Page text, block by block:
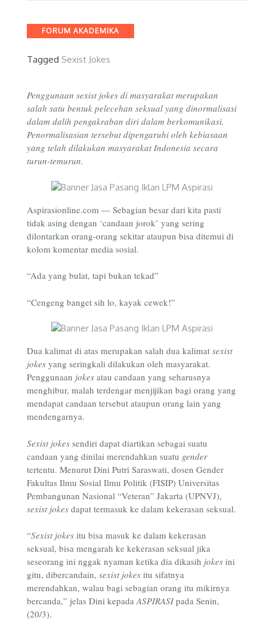
Categories
FORUM AKADEMIKA
Tagged Sexist Jokes
Penggunaan sexist jokes di masyarakat merupakan
salah satu bentuk pelecehan seksual yang dinormalisasi
dalam dalih pengakraban diri dalam berkomunikasi.
Penormalisasian tersebut dipengaruhi oleh kebiasaan
yang telah dilakukan masyarakat Indonesia secara
turun-temurun.
Aspirasionline.com — Sebagian besar dari kita pasti
tidak asing dengan ‘candaan jorok’ yang sering
dilontarkan orang-orang sekitar ataupun bisa ditemui di
kolom komentar media sosial.
“Ada yang bulat, tapi bukan tekad”
“Cengeng banget sih lo, kayak cewek!”
Dua kalimat di atas merupakan salah dua kalimat sexist
jokes yang seringkali dilakukan oleh masyarakat.
Penggunaan jokes atau candaan yang seharusnya
menghibur, malah terdengar menjijikan bagi orang yang
mendapat candaan tersebut ataupun orang lain yang
mendengarnya.
Sexist jokes sendiri dapat diartikan sebagai suatu
candaan yang dinilai merendahkan suatu gender
tertentu. Menurut Dini Putri Saraswati, dosen Gender
Fakultas Ilmu Sosial Ilmu Politik (FISIP) Universitas
Pembangunan Nasional “Veteran” Jakarta (UPNVJ),
sexist jokes dapat termasuk ke dalam kekerasan seksual.
“Sexist jokes itu bisa masuk ke dalam kekerasan
seksual, bisa mengarah ke kekerasan seksual jika
seseorang ini nggak nyaman ketika dia dikasih jokes ini
gitu, dibercandain, sexist jokes itu sifatnya
merendahkan, walau bagi sebagian orang itu mikirnya
bercanda,” jelas Dini kepadaASPIRASIpada Senin,
(20/3).